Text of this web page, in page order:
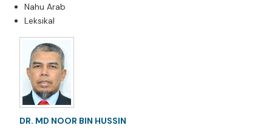
Nahu Arab
Leksikal
DR. MD NOOR BIN HUSSIN